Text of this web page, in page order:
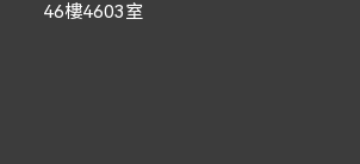
46樓4603室